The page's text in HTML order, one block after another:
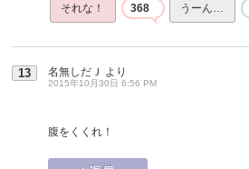
それな！ 368 うーん…
13 名無しだＪ より
2015年10月30日 6:56 PM
腹をくくれ！